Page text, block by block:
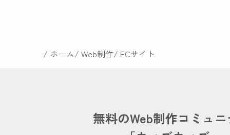
ホーム Web制作 ECサイト
無料のWeb制作コミュ